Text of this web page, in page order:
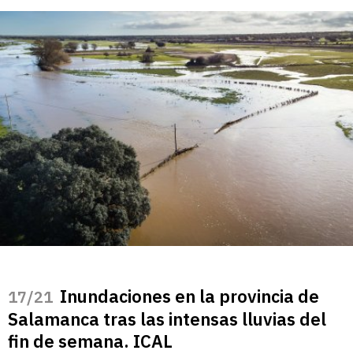
/21 Inundaciones en la provincia de
Salamanca tras las intensas lluvias del
fin de semana. ICAL